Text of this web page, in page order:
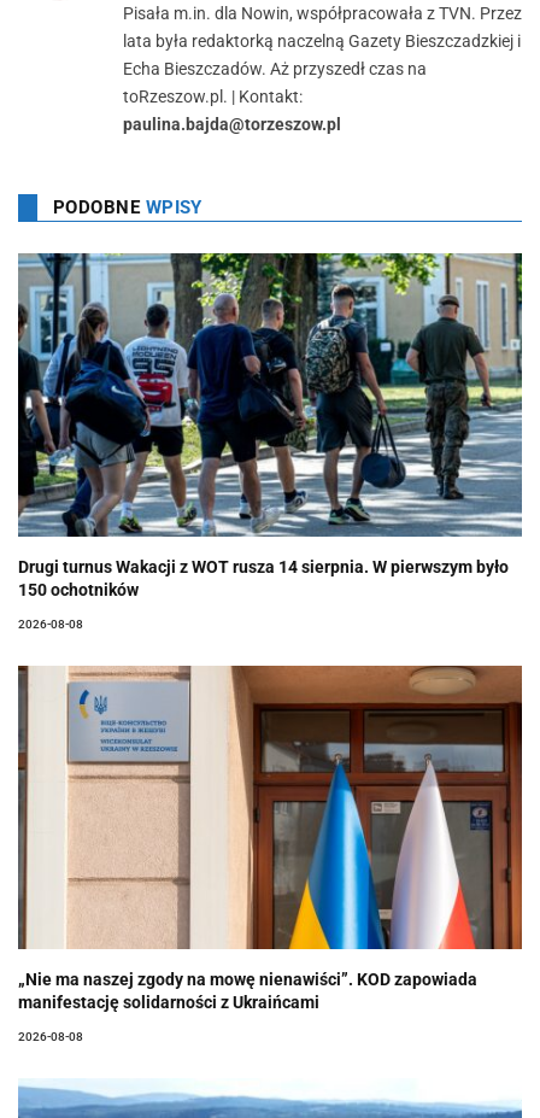
Pisała m.in. dla Nowin, współpracowała z TVN. Przez
lata była redaktorką naczelną Gazety Bieszczadzkiej i
Echa Bieszczadów. Aż przyszedł czas na
toRzeszow.pl. | Kontakt:
paulina.bajda@torzeszow.pl
PODOBNE WPISY
Drugi turnus Wakacji z WOT rusza 14 sierpnia. W pierwszym było
150 ochotników
2026-08-08
„Nie ma naszej zgody na mowę nienawiści”. KOD zapowiada
manifestację solidarności z Ukraińcami
2026-08-08